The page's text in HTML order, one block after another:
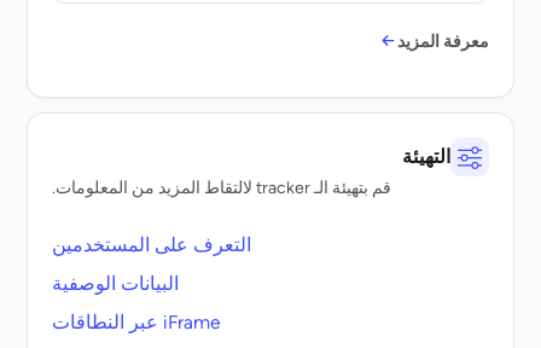
معرفة المزيد
التهيئة
قم بتهيئة الـ tracker لالتقاط المزيد من المعلومات.
التعرف على المستخدمين
البيانات الوصفية
iFrame عبر النطاقات